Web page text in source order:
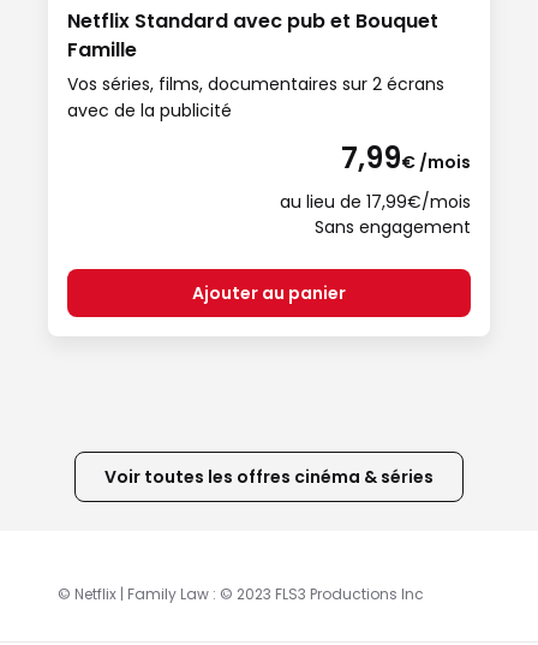
Netflix Standard avec pub et Bouquet
Famille
Vos séries, films, documentaires sur 2 écrans
avec de la publicité
7,99€ /mois
au lieu de 17,99€/mois
Sans engagement
Ajouter au panier
Voir toutes les offres cinéma & séries
© Netflix | Family Law : © 2023 FLS3 Productions Inc